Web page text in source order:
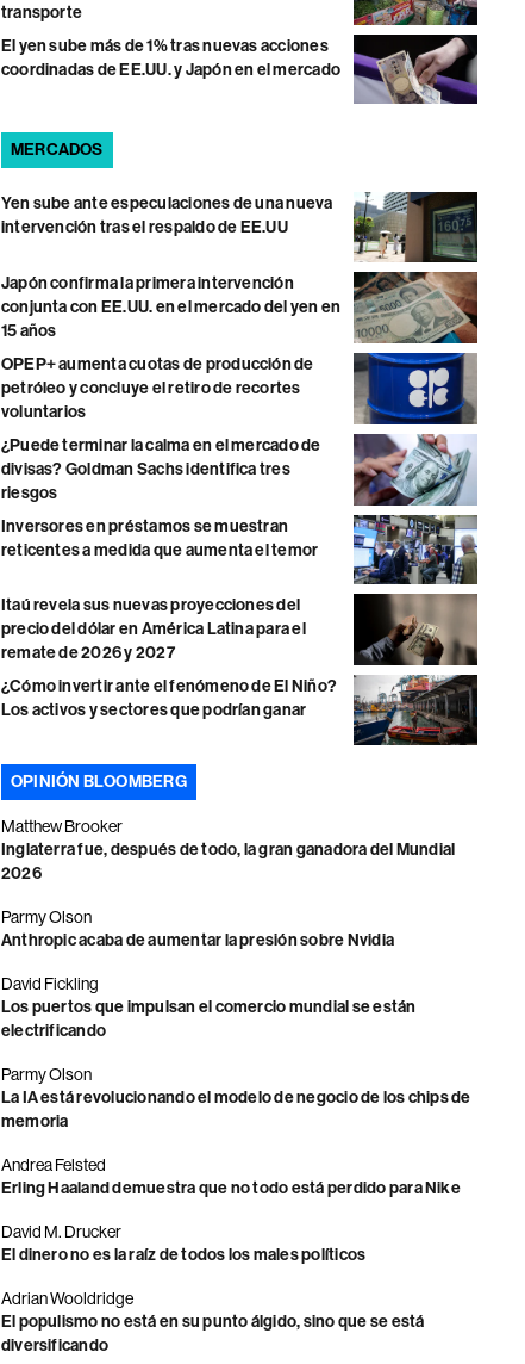
transporte
El yen sube más de 1% tras nuevas acciones
coordinadas de EE.UU. y Japón en el mercado
MERCADOS
Yen sube ante especulaciones de una nueva
intervención tras el respaldo de EE.UU
Japón confirma la primera intervención
conjunta con EE.UU. en el mercado del yen en
15 años
OPEP+ aumenta cuotas de producción de
petróleo y concluye el retiro de recortes
voluntarios
¿Puede terminar la calma en el mercado de
divisas? Goldman Sachs identifica tres
riesgos
Inversores en préstamos se muestran
reticentes a medida que aumenta el temor
Itaú revela sus nuevas proyecciones del
precio del dólar en América Latina para el
remate de 2026 y 2027
¿Cómo invertir ante el fenómeno de El Niño?
Los activos y sectores que podrían ganar
OPINIÓN BLOOMBERG
Matthew Brooker
Inglaterra fue, después de todo, la gran ganadora del Mundial
2026
Parmy Olson
Anthropic acaba de aumentar la presión sobre Nvidia
David Fickling
Los puertos que impulsan el comercio mundial se están
electrificando
Parmy Olson
La IA está revolucionando el modelo de negocio de los chips de
memoria
Andrea Felsted
Erling Haaland demuestra que no todo está perdido para Nike
David M. Drucker
El dinero no es la raíz de todos los males políticos
Adrian Wooldridge
El populismo no está en su punto álgido, sino que se está
diversificando